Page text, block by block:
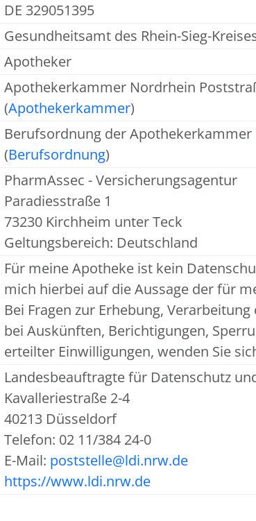
DE 329051395
Gesundheitsamt des Rhein-Sieg-
Apotheker
Apothekerkammer Nordrhein
(Apothekerkammer)
Berufsordnung der
(Berufsordnung)
PharmAssec - Versicherungsagentur
Paradiesstraße 1
73230 Kirchheim unter Teck
Geltungsbereich: Deutschland
Für meine Apotheke ist kein
mich hierbei auf die Aussage der für
Bei Fragen zur Erhebung,
bei Auskünften, Berichtigungen,
erteilter Einwilligungen, wenden Sie
Landesbeauftragte für Datenschutz
Kavalleriestraße 2-4
40213 Düsseldorf
Telefon: 02 11/384 24-0
E-Mail: poststelle@ldi.nrw.de
https://www.ldi.nrw.de